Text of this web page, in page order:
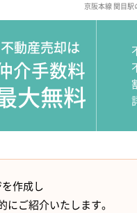
京阪本線 関目
不動産売却は
介手数料
大無料
作成し
ご紹介いたします。